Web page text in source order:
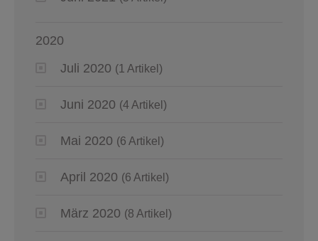
2020
Juli 2020 (1 Artikel)
Juni 2020 (4 Artikel)
Mai 2020 (6 Artikel)
April 2020 (6 Artikel)
März 2020 (8 Artikel)